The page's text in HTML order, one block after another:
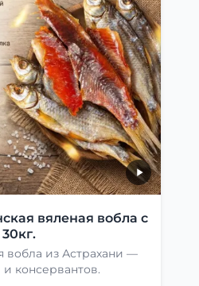
вяленая вобла с
вобла из Астрахани —
консервантов.